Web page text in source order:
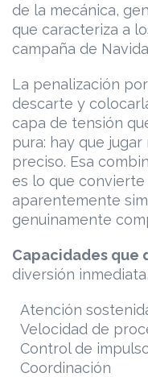
de la mecánica,
que caracteriza a
campaña de
La penalización
descarte y
capa de tensión
pura: hay que
preciso. Esa
es lo que convierte
aparentemente
genuinamente
Capacidades que
diversión
Atención
Velocidad de
Control de
Coordinación